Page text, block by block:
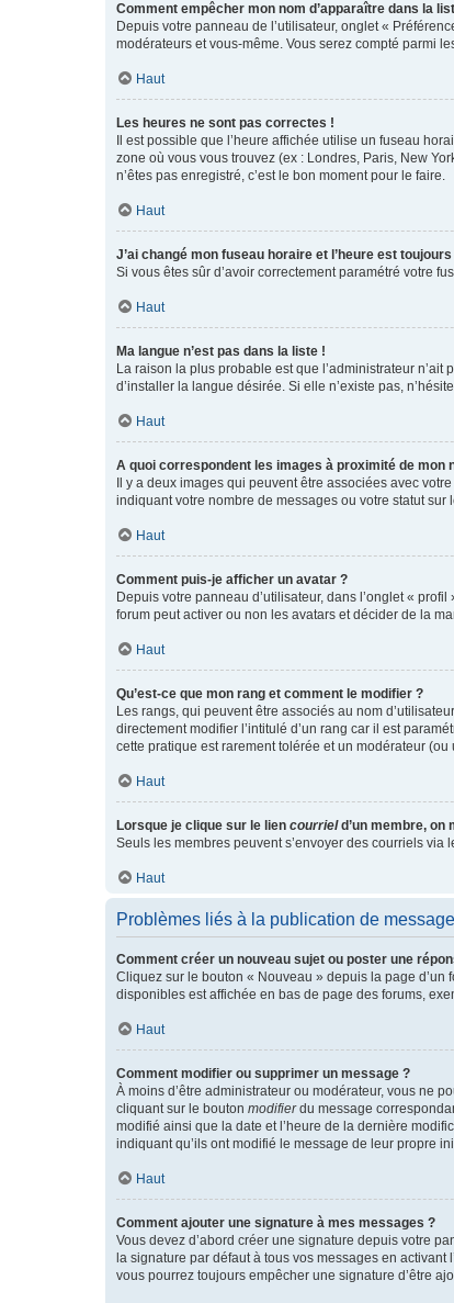
Comment empêcher mon nom d’apparaître dans la
Depuis votre panneau de l’utilisateur, onglet «
modérateurs et vous-même. Vous serez compté parmi
Haut
Les heures ne sont pas correctes !
Il est possible que l’heure affichée utilise un fuseau
zone où vous vous trouvez (ex : Londres, Paris, New
n’êtes pas enregistré, c’est le bon moment pour le faire.
Haut
J’ai changé mon fuseau horaire et l’heure est
Si vous êtes sûr d’avoir correctement paramétré votre
Haut
Ma langue n’est pas dans la liste !
La raison la plus probable est que l’administrateur
d’installer la langue désirée. Si elle n’existe pas,
Haut
A quoi correspondent les images à proximité de mon
Il y a deux images qui peuvent être associées avec
indiquant votre nombre de messages ou votre statut
Haut
Comment puis-je afficher un avatar ?
Depuis votre panneau d’utilisateur, dans l’onglet «
forum peut activer ou non les avatars et décider de la
Haut
Qu’est-ce que mon rang et comment le modifier ?
Les rangs, qui peuvent être associés au nom
directement modifier l’intitulé d’un rang car il est
cette pratique est rarement tolérée et un modérateur
Haut
Lorsque je clique sur le lien courrield’un membre, on
Seuls les membres peuvent s’envoyer des courriels
Haut
Problèmes liés à la publication de
Comment créer un nouveau sujet ou poster une
Cliquez sur le bouton « Nouveau » depuis la page d’un
disponibles est affichée en bas de page des forums,
Haut
Comment modifier ou supprimer un message ?
À moins d’être administrateur ou modérateur, vous ne
cliquant sur le bouton modifierdu message
modifié ainsi que la date et l’heure de la dernière
indiquant qu’ils ont modifié le message de leur propre
Haut
Comment ajouter une signature à mes messages ?
Vous devez d’abord créer une signature depuis votre
la signature par défaut à tous vos messages en
vous pourrez toujours empêcher une signature d’être